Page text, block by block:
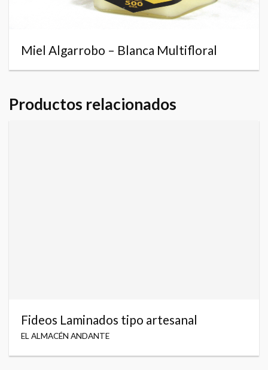
Miel Algarrobo – Blanca Multifloral
Productos relacionados
Fideos Laminados tipo artesanal
EL ALMACÉN ANDANTE